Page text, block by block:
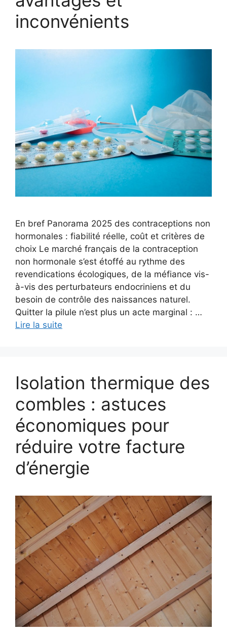
inconvénients
En bref Panorama 2025 des contraceptions non
hormonales : fiabilité réelle, coût et critères de
choix Le marché français de la contraception
non hormonale s’est étoffé au rythme des
revendications écologiques, de la méfiance vis-
à-vis des perturbateurs endocriniens et du
besoin de contrôle des naissances naturel.
Quitter la pilule n’est plus un acte marginal : …
Lire la suite
Isolation thermique des
combles : astuces
économiques pour
réduire votre facture
d’énergie